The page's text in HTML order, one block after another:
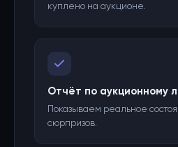
куплено на аукционе.
Отчёт по аукционному
Показываем реальное
сюрпризов.